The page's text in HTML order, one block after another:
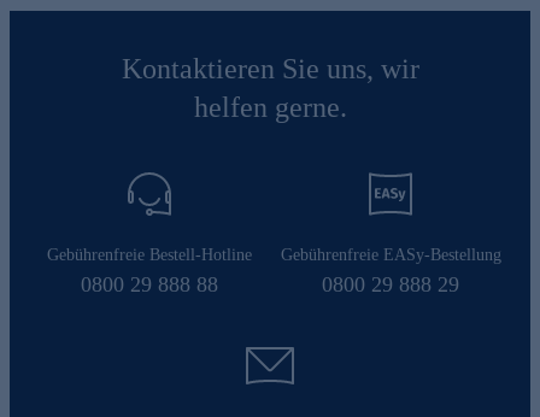
Kontaktieren Sie uns, wir
helfen gerne.
Gebührenfreie Bestell-Hotline
0800 29 888 88
Gebührenfreie EASy-Bestellung
0800 29 888 29